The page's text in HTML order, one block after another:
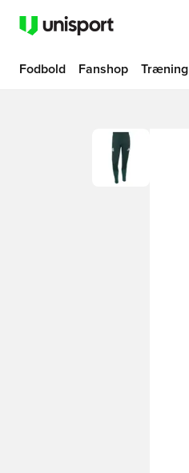
Fodbold Fanshop Træning